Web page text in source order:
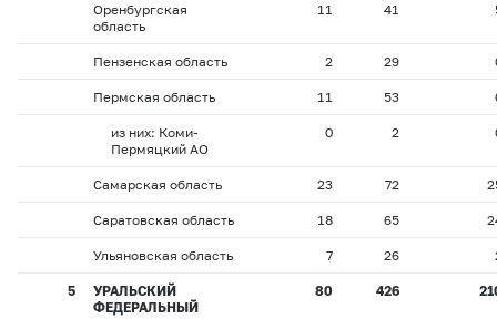
Оренбургская
область
11 41
Пензенская область 2 29
Пермская область 11 53
из них: Коми-
Пермяцкий АО
0 2
Самарская область 23 72
Саратовская область 18 65
Ульяновская область 7 26
5
УРАЛЬСКИЙ
ФЕДЕРАЛЬНЫЙ
80 426